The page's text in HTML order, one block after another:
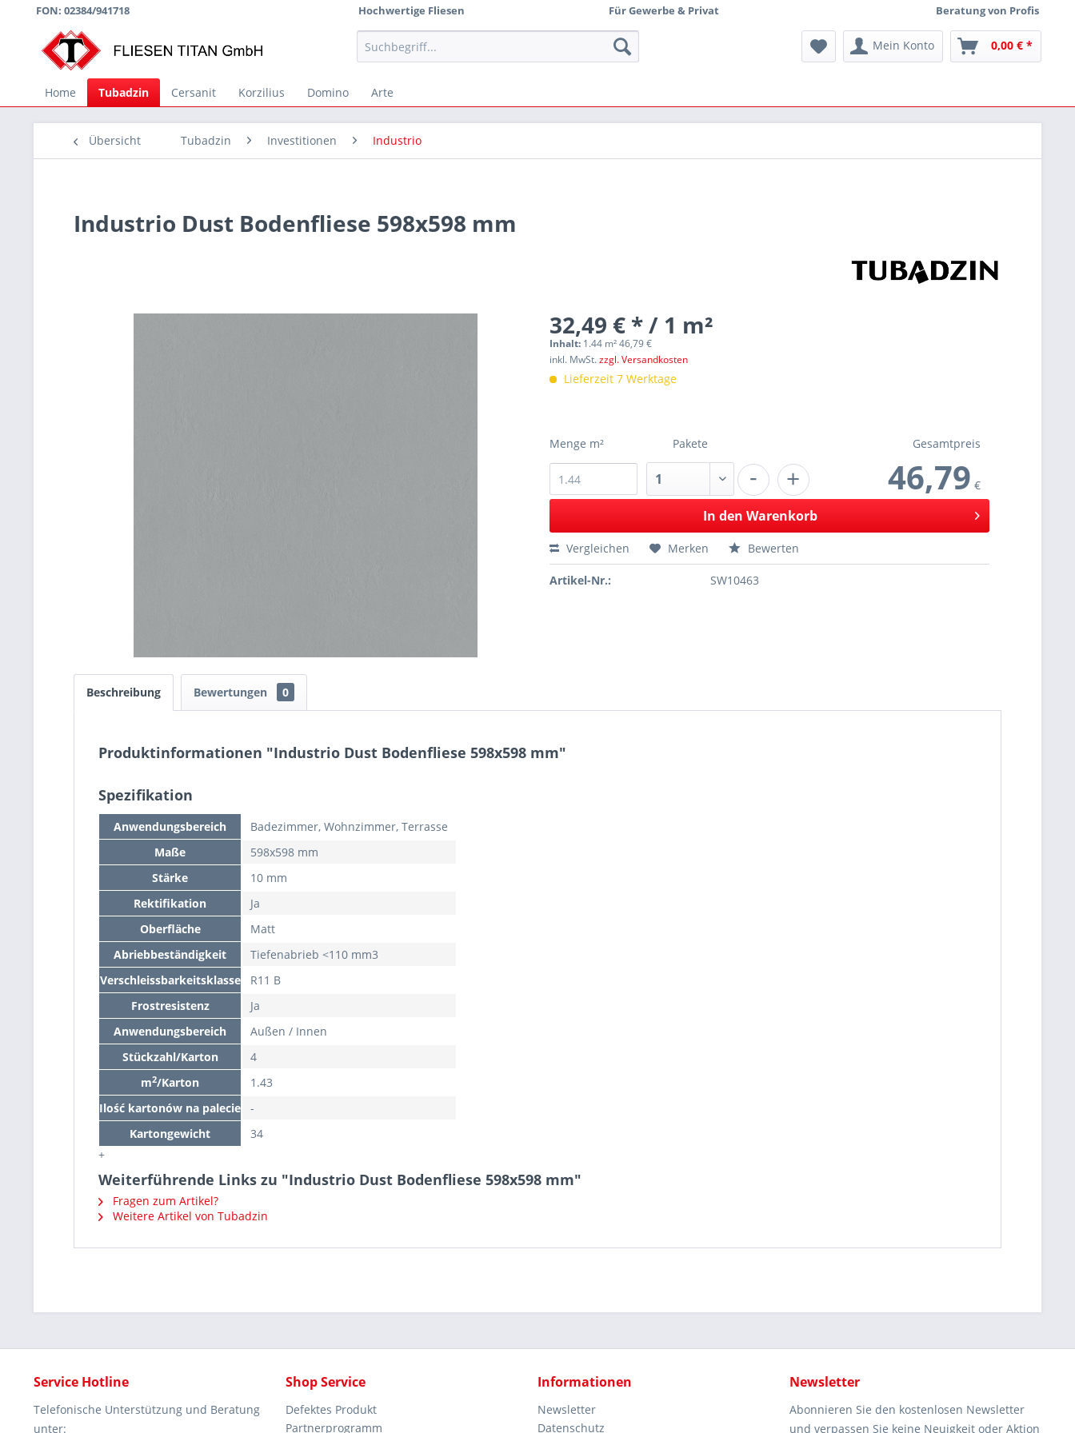
FON: 02384/941718 Hochwertige Fliesen Für Gewerbe & Privat Beratung von Profis
Mein Konto 0,00 € *
Home Tubadzin Cersanit Korzilius Domino Arte
Übersicht Tubadzin Investitionen Industrio
Industrio Dust Bodenfliese 598x598 mm
32,49 € * / 1 m²
Inhalt: 1.44 m² 46,79 €
inkl. MwSt.zzgl. Versandkosten
Lieferzeit 7 Werktage
Menge m² Pakete
+
-
Gesamtpreis
46,79 €
In den Warenkorb
Vergleichen Merken Bewerten
Artikel-Nr.: SW10463
Beschreibung Bewertungen 0
Produktinformationen "Industrio Dust Bodenfliese 598x598 mm"
Spezifikation
Anwendungsbereich
Badezimmer, Wohnzimmer, Terrasse
Maße
598x598 mm
Stärke
10 mm
Rektifikation
Ja
Oberfläche
Matt
Abriebbeständigkeit
Tiefenabrieb <110 mm3
Verschleissbarkeitsklasse
R11 B
Frostresistenz
Ja
Anwendungsbereich
Außen / Innen
Stückzahl/Karton
4
m2/Karton
1.43
Ilość kartonów na palecie
-
Kartongewicht
34
+
Weiterführende Links zu "Industrio Dust Bodenfliese 598x598 mm"
Fragen zum Artikel?
Weitere Artikel von Tubadzin
Service Hotline
Telefonische Unterstützung und Beratung
unter:
Shop Service
Defektes Produkt
Partnerprogramm
Informationen
Newsletter
Datenschutz
Newsletter
Abonnieren Sie den kostenlosen Newsletter
und verpassen Sie keine Neuigkeit oder Aktion